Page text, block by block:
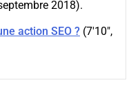
2018).
action SEO ?(7'10",